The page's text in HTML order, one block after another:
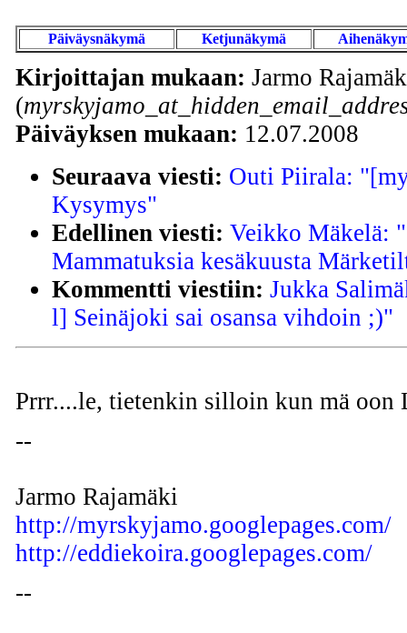
Päiväysnäkymä Ketjunäkymä
Kirjoittajan mukaan: Jarmo
(
Päiväyksen mukaan: 12.07.2008
Seuraava viesti: Outi Piirala:
Kysymys"
Edellinen viesti: Veikko Mäkelä:
Mammatuksia kesäkuusta
Kommentti viestiin: Jukka
l] Seinäjoki sai osansa vihdoin ;)"
Prrr....le, tietenkin silloin kun mä
--
Jarmo Rajamäki
http://myrskyjamo.googlepages.com/
http://eddiekoira.googlepages.com/
--